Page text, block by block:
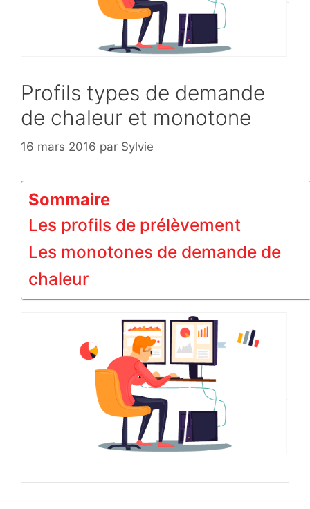
Profils types de demande
de chaleur et monotone
16 mars 2016 par Sylvie
Sommaire
Les profils de prélèvement
Les monotones de demande de
chaleur